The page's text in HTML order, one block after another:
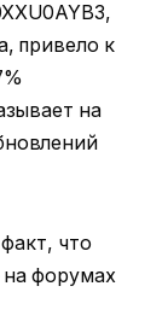
привело к
на
что
форумах